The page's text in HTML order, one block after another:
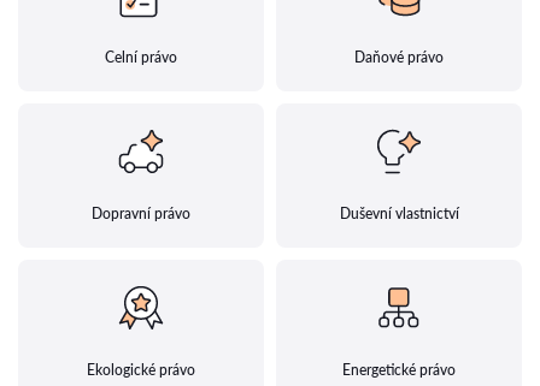
Celní právo Daňové právo
Dopravní právo Duševní vlastnictví
Ekologické právo Energetické právo